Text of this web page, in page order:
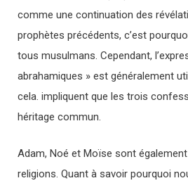
comme une continuation des
prophètes précédents, c’est
tous musulmans. Cependant,
abrahamiques » est généralement
cela. impliquent que les trois
héritage commun.
Adam, Noé et Moïse sont
religions. Quant à savoir pourquoi